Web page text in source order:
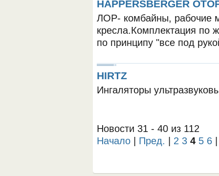
ОБОРУДОВАНИЯ МЕДКОМ
HAPPERSBERGER
ЛОР- комбайны, рабочие
кресла.Комплектация по
по принципу "все под
HIRTZ
Ингаляторы
Новости 31 - 40 из 112
Начало
Пред. 2 3 4 5 6